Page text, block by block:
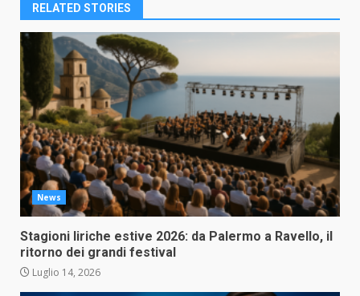
RELATED STORIES
News
Stagioni liriche estive 2026: da Palermo a Ravello, il
ritorno dei grandi festival
Luglio 14, 2026